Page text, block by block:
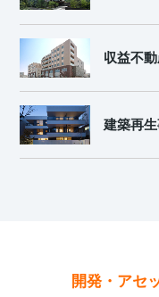
収益不
建築再
開発・アセ